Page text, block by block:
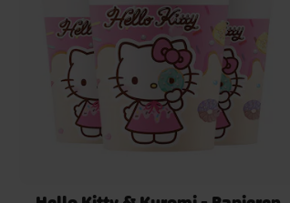
creativiteit
Houd de kinderen bezig met leuke
Strikkenjacht – Verstop kleine
Kuromi’s speelse hindernisbaan
Hello Kitty schminken – Verander